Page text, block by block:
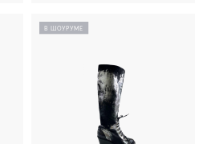
В ШОУРУМЕ